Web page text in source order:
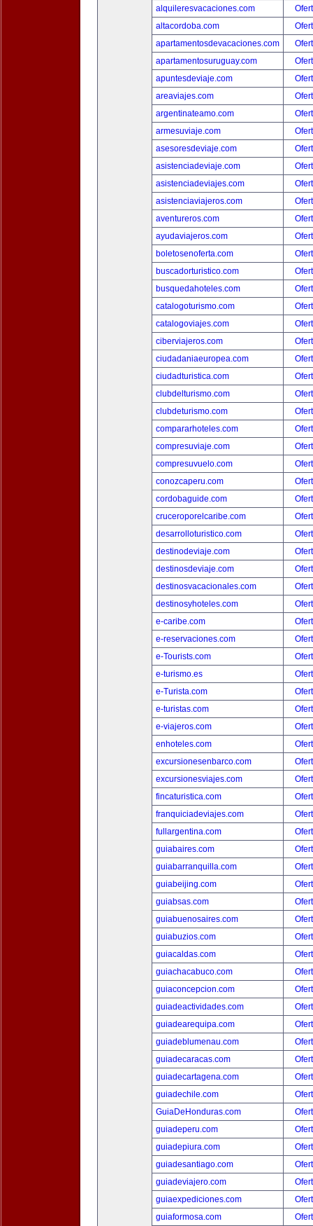
alquileresvacaciones.com
altacordoba.com
apartamentosdevacaciones.com
apartamentosuruguay.com
apuntesdeviaje.com
areaviajes.com
argentinateamo.com
armesuviaje.com
asesoresdeviaje.com
asistenciadeviaje.com
asistenciadeviajes.com
asistenciaviajeros.com
aventureros.com
ayudaviajeros.com
boletosenoferta.com
buscadorturistico.com
busquedahoteles.com
catalogoturismo.com
catalogoviajes.com
ciberviajeros.com
ciudadaniaeuropea.com
ciudadturistica.com
clubdelturismo.com
clubdeturismo.com
compararhoteles.com
compresuviaje.com
compresuvuelo.com
conozcaperu.com
cordobaguide.com
cruceroporelcaribe.com
desarrolloturistico.com
destinodeviaje.com
destinosdeviaje.com
destinosvacacionales.com
destinosyhoteles.com
e-caribe.com
e-reservaciones.com
e-Tourists.com
e-turismo.es
e-Turista.com
e-turistas.com
e-viajeros.com
enhoteles.com
excursionesenbarco.com
excursionesviajes.com
fincaturistica.com
franquiciadeviajes.com
fullargentina.com
guiabaires.com
guiabarranquilla.com
guiabeijing.com
guiabsas.com
guiabuenosaires.com
guiabuzios.com
guiacaldas.com
guiachacabuco.com
guiaconcepcion.com
guiadeactividades.com
guiadearequipa.com
guiadeblumenau.com
guiadecaracas.com
guiadecartagena.com
guiadechile.com
GuiaDeHonduras.com
guiadeperu.com
guiadepiura.com
guiadesantiago.com
guiadeviajero.com
guiaexpediciones.com
guiaformosa.com